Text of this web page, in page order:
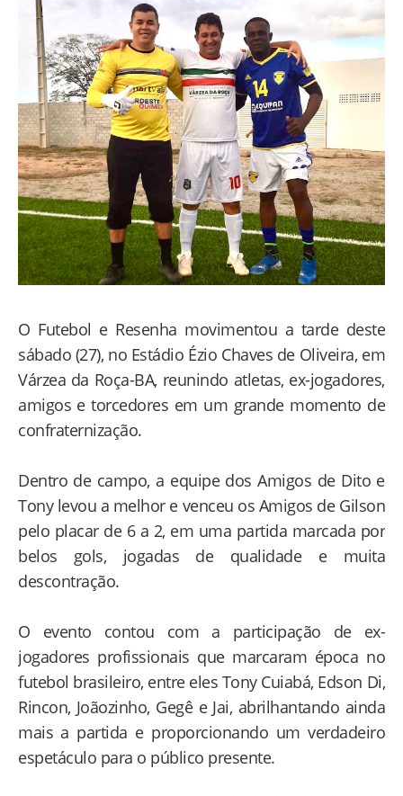
O Futebol e Resenha movimentou a tarde deste
sábado (27), no Estádio Ézio Chaves de Oliveira, em
Várzea da Roça-BA, reunindo atletas, ex-jogadores,
amigos e torcedores em um grande momento de
confraternização.
Dentro de campo, a equipe dos Amigos de Dito e
Tony levou a melhor e venceu os Amigos de Gilson
pelo placar de 6 a 2, em uma partida marcada por
belos gols, jogadas de qualidade e muita
descontração.
O evento contou com a participação de ex-
jogadores profissionais que marcaram época no
futebol brasileiro, entre eles Tony Cuiabá, Edson Di,
Rincon, Joãozinho, Gegê e Jai, abrilhantando ainda
mais a partida e proporcionando um verdadeiro
espetáculo para o público presente.